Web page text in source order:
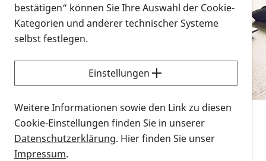
Alle Infomaterialien in verschiedenen
Formaten an einem Ort
Sie möchten wissen, wie Sie nach Infonmaterial
suchen und dieses bestellen bzw. herunterladen
können? Schauen Sie sich dieErklärvideos zum
Thema Infomaterial auf der PRO RETINA-Website
für blinde und sehbehinderte Menschen an.
Auf dieser Seite finden Sie sämtliches Infomaterial
bestätigen“ können Sie Ihre Auswahl der Cookie-
Kategorien und anderer technischer Systeme
selbst festlegen.
Einstellungen
Weitere Informationen sowie den Link zu diesen
Cookie-Einstellungen finden Sie in unserer
Datenschutzerklärung. Hier finden Sie unser
Impressum.